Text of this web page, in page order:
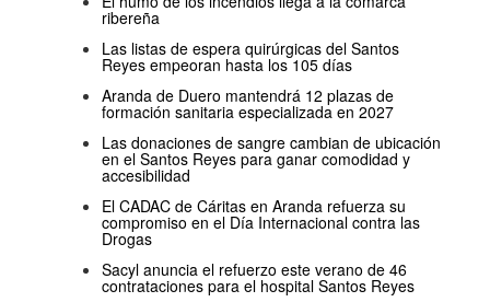
ribereña
Las listas de espera quirúrgicas del Santos
Reyes empeoran hasta los 105 días
Aranda de Duero mantendrá 12 plazas de
formación sanitaria especializada en 2027
Las donaciones de sangre cambian de ubicación
en el Santos Reyes para ganar comodidad y
accesibilidad
El CADAC de Cáritas en Aranda refuerza su
compromiso en el Día Internacional contra las
Drogas
Sacyl anuncia el refuerzo este verano de 46
contrataciones para el hospital Santos Reyes